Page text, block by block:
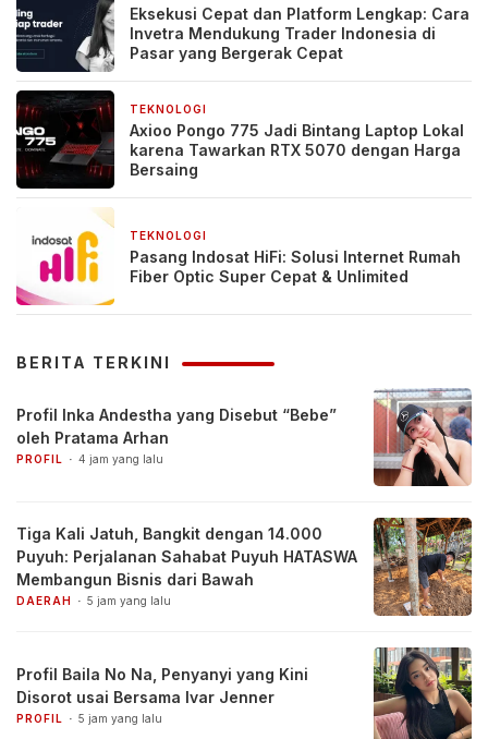
Eksekusi Cepat dan Platform Lengkap: Cara
Invetra Mendukung Trader Indonesia di
Pasar yang Bergerak Cepat
TEKNOLOGI
Axioo Pongo 775 Jadi Bintang Laptop Lokal
karena Tawarkan RTX 5070 dengan Harga
Bersaing
TEKNOLOGI
Pasang Indosat HiFi: Solusi Internet Rumah
Fiber Optic Super Cepat & Unlimited
BERITA TERKINI
Profil Inka Andestha yang Disebut “Bebe”
oleh Pratama Arhan
PROFIL 4 jam yang lalu
Tiga Kali Jatuh, Bangkit dengan 14.000
Puyuh: Perjalanan Sahabat Puyuh HATASWA
Membangun Bisnis dari Bawah
DAERAH 5 jam yang lalu
Profil Baila No Na, Penyanyi yang Kini
Disorot usai Bersama Ivar Jenner
PROFIL 5 jam yang lalu